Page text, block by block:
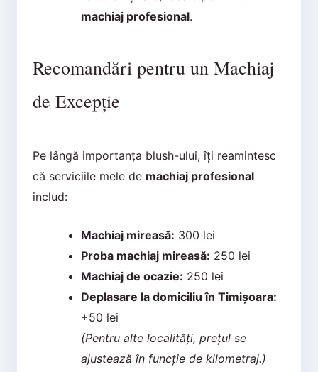
machiaj profesional.
Recomandări pentru un Machiaj
de Excepție
Pe lângă importanța blush-ului, îți reamintesc
că serviciile mele de machiaj profesional
includ:
Machiaj mireasă: 300 lei
Proba machiaj mireasă: 250 lei
Machiaj de ocazie: 250 lei
Deplasare la domiciliu în Timișoara:
+50 lei
(Pentru alte localități, prețul se
ajustează în funcție de kilometraj.)